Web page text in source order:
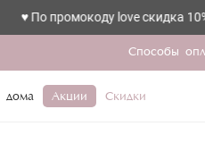
love скидка 10%
Способы
дома Акции Скидки